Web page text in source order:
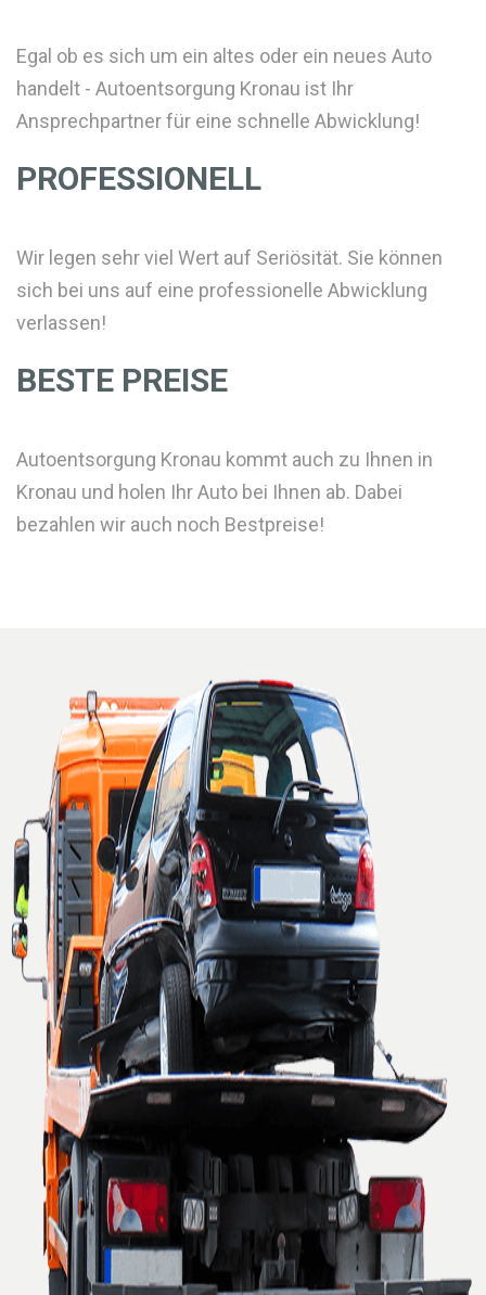
Egal ob es sich um ein altes oder ein neues Auto
handelt - Autoentsorgung Kronau ist Ihr
Ansprechpartner für eine schnelle Abwicklung!
PROFESSIONELL
Wir legen sehr viel Wert auf Seriösität. Sie können
sich bei uns auf eine professionelle Abwicklung
verlassen!
BESTE PREISE
Autoentsorgung Kronau kommt auch zu Ihnen in
Kronau und holen Ihr Auto bei Ihnen ab. Dabei
bezahlen wir auch noch Bestpreise!